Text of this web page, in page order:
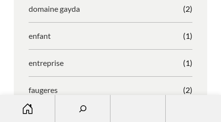
domaine gayda (2)
enfant (1)
entreprise (1)
faugeres (2)
faustino